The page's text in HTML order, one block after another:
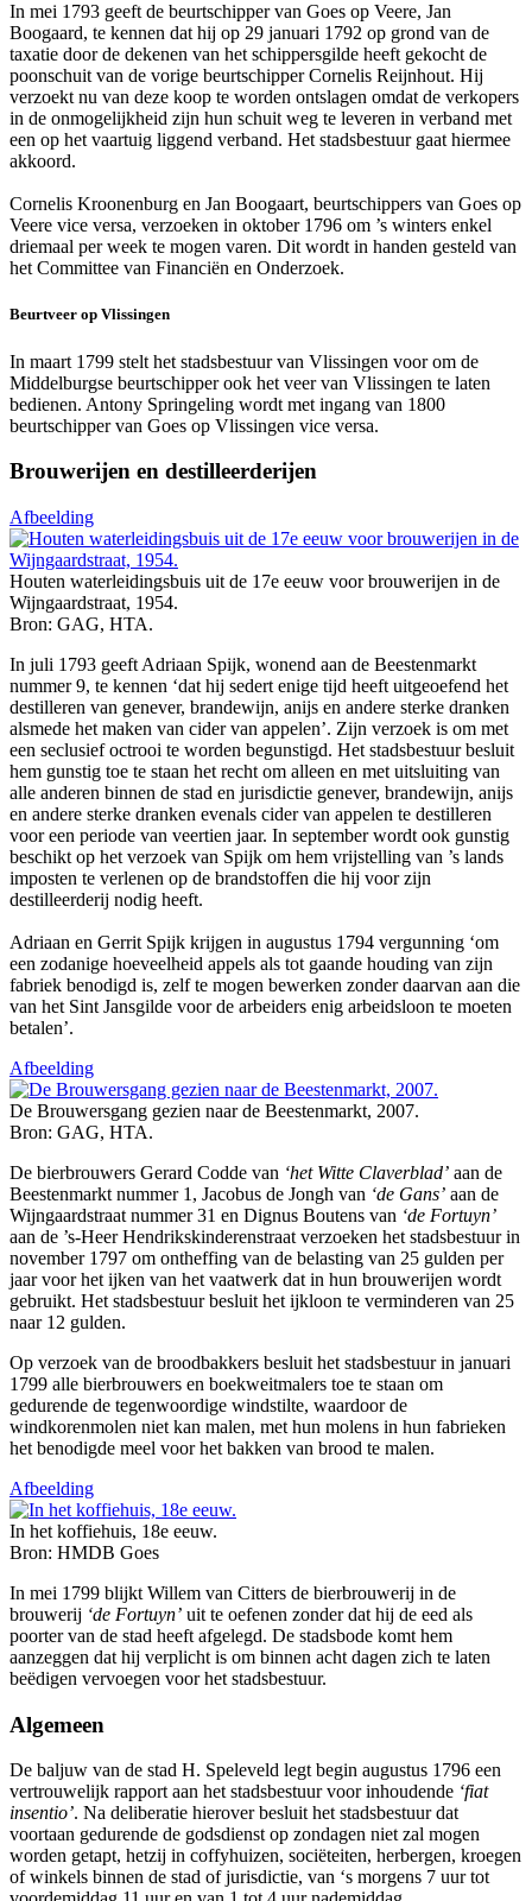
In mei 1793 geeft de beurtschipper van Goes op Veere, Jan
Boogaard, te kennen dat hij op 29 januari 1792 op grond van de
taxatie door de dekenen van het schippersgilde heeft gekocht de
poonschuit van de vorige beurtschipper Cornelis Reijnhout. Hij
verzoekt nu van deze koop te worden ontslagen omdat de verkopers
in de onmogelijkheid zijn hun schuit weg te leveren in verband met
een op het vaartuig liggend verband. Het stadsbestuur gaat hiermee
akkoord.
Cornelis Kroonenburg en Jan Boogaart, beurtschippers van Goes op
Veere vice versa, verzoeken in oktober 1796 om ’s winters enkel
driemaal per week te mogen varen. Dit wordt in handen gesteld van
het Committee van Financiën en Onderzoek.
Beurtveer op Vlissingen
In maart 1799 stelt het stadsbestuur van Vlissingen voor om de
Middelburgse beurtschipper ook het veer van Vlissingen te laten
bedienen. Antony Springeling wordt met ingang van 1800
beurtschipper van Goes op Vlissingen vice versa.
Brouwerijen en destilleerderijen
Afbeelding
Houten waterleidingsbuis uit de 17e eeuw voor brouwerijen in de
Wijngaardstraat, 1954.
Bron: GAG, HTA.
In juli 1793 geeft Adriaan Spijk, wonend aan de Beestenmarkt
nummer 9, te kennen ‘dat hij sedert enige tijd heeft uitgeoefend het
destilleren van genever, brandewijn, anijs en andere sterke dranken
alsmede het maken van cider van appelen’. Zijn verzoek is om met
een seclusief octrooi te worden begunstigd. Het stadsbestuur besluit
hem gunstig toe te staan het recht om alleen en met uitsluiting van
alle anderen binnen de stad en jurisdictie genever, brandewijn, anijs
en andere sterke dranken evenals cider van appelen te destilleren
voor een periode van veertien jaar. In september wordt ook gunstig
beschikt op het verzoek van Spijk om hem vrijstelling van ’s lands
imposten te verlenen op de brandstoffen die hij voor zijn
destilleerderij nodig heeft.
Adriaan en Gerrit Spijk krijgen in augustus 1794 vergunning ‘om
een zodanige hoeveelheid appels als tot gaande houding van zijn
fabriek benodigd is, zelf te mogen bewerken zonder daarvan aan die
van het Sint Jansgilde voor de arbeiders enig arbeidsloon te moeten
betalen’.
Afbeelding
De Brouwersgang gezien naar de Beestenmarkt, 2007.
Bron: GAG, HTA.
De bierbrouwers Gerard Codde van ‘het Witte Claverblad’ aan de
Beestenmarkt nummer 1, Jacobus de Jongh van ‘de Gans’ aan de
Wijngaardstraat nummer 31 en Dignus Boutens van ‘de Fortuyn’
aan de ’s-Heer Hendrikskinderenstraat verzoeken het stadsbestuur in
november 1797 om ontheffing van de belasting van 25 gulden per
jaar voor het ijken van het vaatwerk dat in hun brouwerijen wordt
gebruikt. Het stadsbestuur besluit het ijkloon te verminderen van 25
naar 12 gulden.
Op verzoek van de broodbakkers besluit het stadsbestuur in januari
1799 alle bierbrouwers en boekweitmalers toe te staan om
gedurende de tegenwoordige windstilte, waardoor de
windkorenmolen niet kan malen, met hun molens in hun fabrieken
het benodigde meel voor het bakken van brood te malen.
Afbeelding
In het koffiehuis, 18e eeuw.
Bron: HMDB Goes
In mei 1799 blijkt Willem van Citters de bierbrouwerij in de
brouwerij ‘de Fortuyn’ uit te oefenen zonder dat hij de eed als
poorter van de stad heeft afgelegd. De stadsbode komt hem
aanzeggen dat hij verplicht is om binnen acht dagen zich te laten
beëdigen vervoegen voor het stadsbestuur.
Algemeen
De baljuw van de stad H. Speleveld legt begin augustus 1796 een
vertrouwelijk rapport aan het stadsbestuur voor inhoudende ‘fiat
insentio’. Na deliberatie hierover besluit het stadsbestuur dat
voortaan gedurende de godsdienst op zondagen niet zal mogen
worden getapt, hetzij in coffyhuizen, sociëteiten, herbergen, kroegen
of winkels binnen de stad of jurisdictie, van ‘s morgens 7 uur tot